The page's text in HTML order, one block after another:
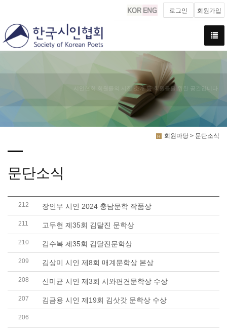
로그인 회원가입
시인협회 회원들의 시집 소개 등 회원들을 위한 공간입니다.
회원마당 > 문단소식
문단소식
212 장인무 시인 2024 충남문학 작품상
211 고두현 제35회 김달진 문학상
210 김수복 제35회 김달진문학상
209 김상미 시인 제8회 매계문학상 본상
208 신미균 시인 제3회 시와편견문학상 수상
207 김금용 시인 제19회 김삿갓 문학상 수상
206